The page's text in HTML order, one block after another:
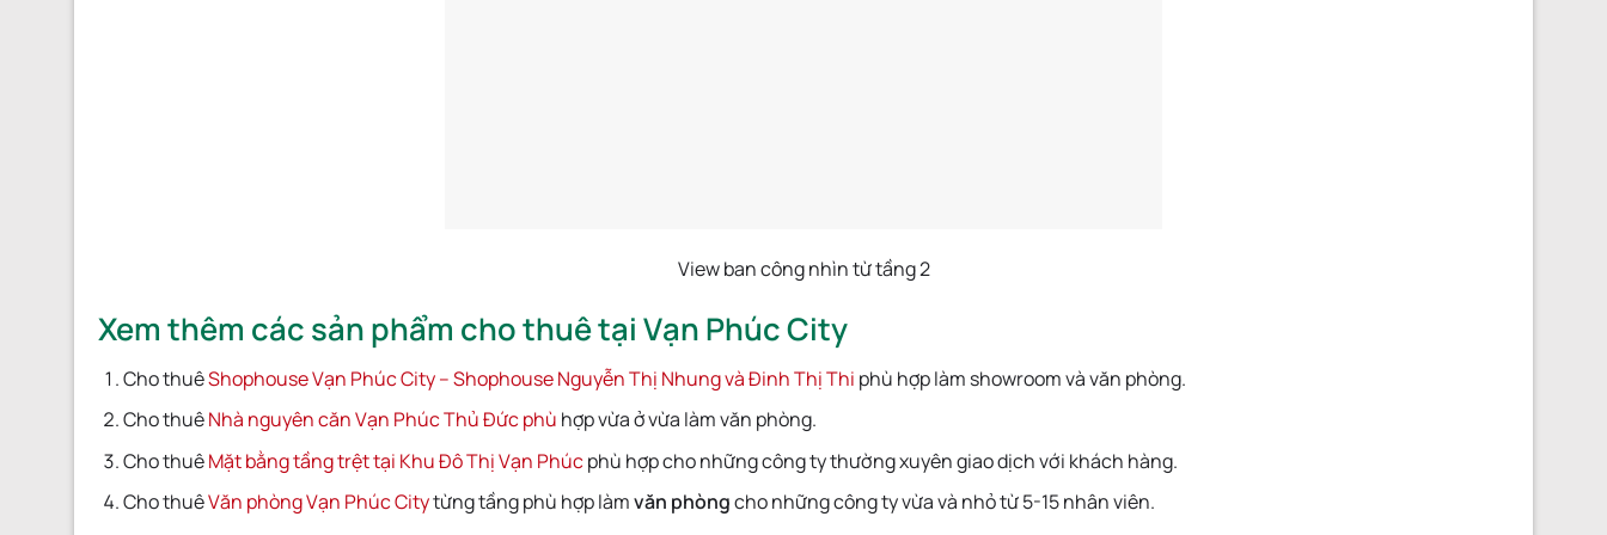
View ban công nhìn từ tầng 2
Xem thêm các sản phẩm cho thuê tại Vạn Phúc City
Cho thuêShophouse Vạn Phúc City – Shophouse Nguyễn Thị Nhung và Đinh Thị Thi phù hợp làm showroom và văn phòng.
Cho thuêNhà nguyên căn Vạn Phúc Thủ Đức phù hợp vừa ở vừa làm văn phòng.
Cho thuêMặt bằng tầng trệt tại Khu Đô Thị Vạn Phúcphù hợp cho những công ty thường xuyên giao dịch với khách hàng.
Cho thuêVăn phòng Vạn Phúc Citytừng tầng phù hợp làmvăn phòngcho những công ty vừa và nhỏ từ 5-15 nhân viên.